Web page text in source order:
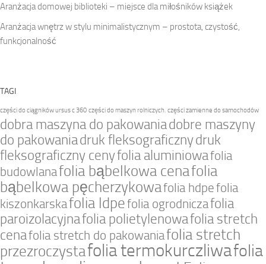
Aranżacja domowej biblioteki – miejsce dla miłośników książek
Aranżacja wnętrz w stylu minimalistycznym – prostota, czystość,
funkcjonalność
TAGI
części do ciągników ursus c 360 części do maszyn rolniczych. części zamienne do samochodów
dobra maszyna do pakowaniadobre maszyny
do pakowaniadruk fleksograficznydruk
fleksograficzny cenyfolia aluminiowafolia
budowlanafolia bąbelkowa cenafolia
bąbelkowa pęcherzykowafolia hdpefolia
kiszonkarskafolia ldpefolia ogrodniczafolia
paroizolacyjnafolia polietylenowafolia stretch
cenafolia stretch do pakowaniafolia stretch
przezroczystafolia termokurczliwafolia